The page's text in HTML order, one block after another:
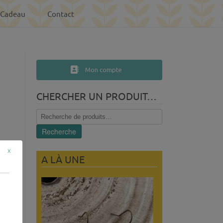
Contact
Mon compte
CHERCHER UN PRODUIT…
Recherche
pour :
Recherche
A LÀ UNE
x